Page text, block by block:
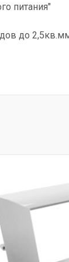
питания"
до